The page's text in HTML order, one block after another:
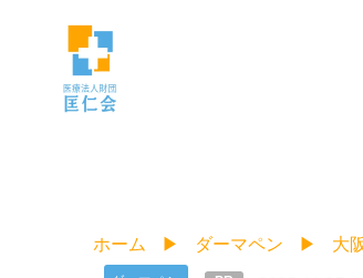
ホーム ダーマペン 大